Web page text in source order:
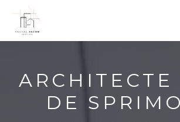
ARCHITECTE
DE
Panneau de gestion des cookies